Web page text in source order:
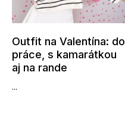
Outfit na Valentína: do
práce, s kamarátkou
aj na rande
...